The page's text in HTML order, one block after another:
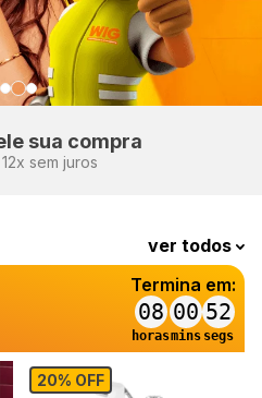
Rápida
Termina em:
08
horas
00
mins
51
segs
ver todos
20% OFF